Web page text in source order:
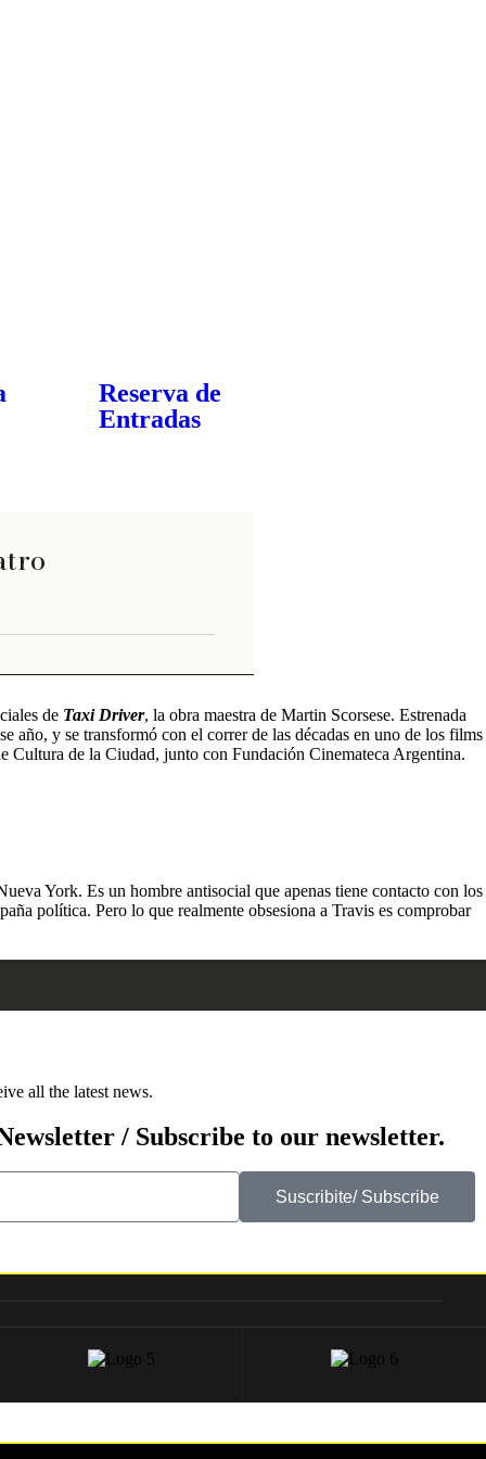
Reserva de
Entradas
de Taxi Driver, la obra maestra de Martin Scorsese. Estrenada
año, y se transformó con el correr de las décadas en uno de los films
Cultura de la Ciudad, junto con Fundación Cinemateca Argentina.
York. Es un hombre antisocial que apenas tiene contacto con los
política. Pero lo que realmente obsesiona a Travis es comprobar
all the latest news.
/ Subscribe to our newsletter.
Suscribite/ Subscribe